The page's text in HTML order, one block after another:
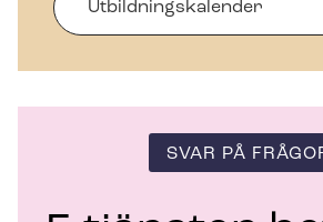
i
t
Ut­bild­nings­ka­len­der
SVAR PÅ